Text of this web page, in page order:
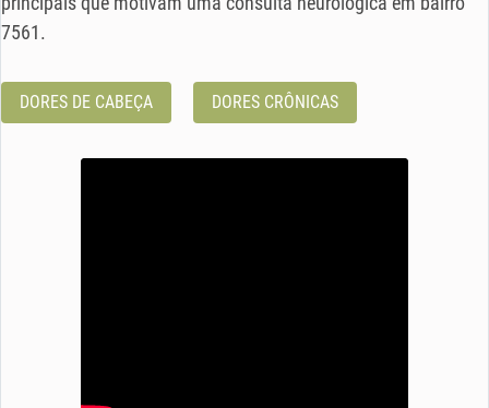
7561.
DORES DE CABEÇA DORES CRÔNICAS